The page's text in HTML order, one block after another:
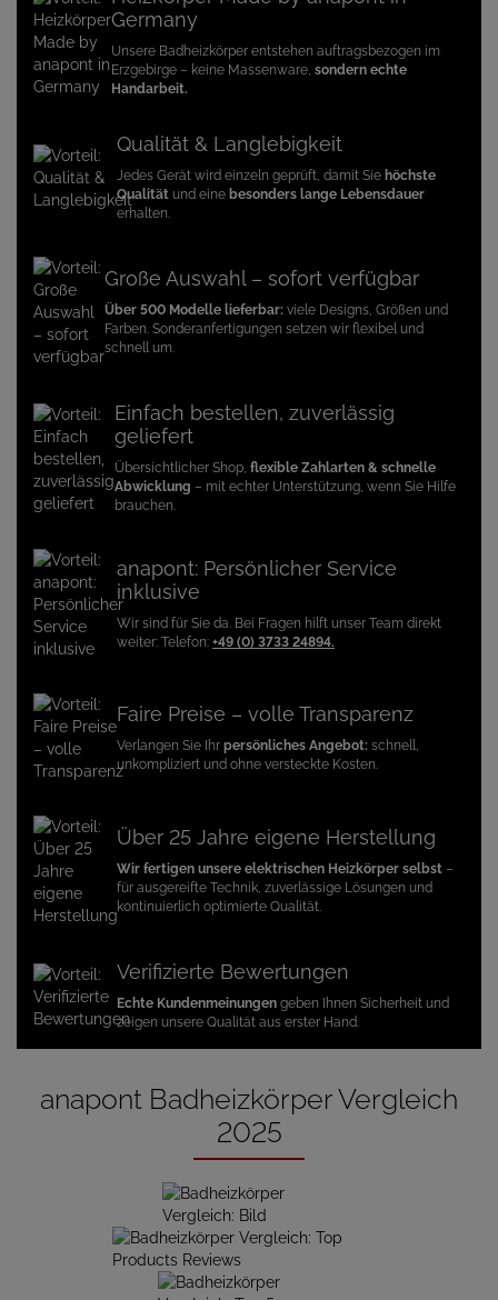
Germany
Unsere Badheizkörper entstehen auftragsbezogen im
Erzgebirge – keine Massenware, sondern echte
Handarbeit.
Qualität & Langlebigkeit
Jedes Gerät wird einzeln geprüft, damit Sie höchste
Qualität und eine besonders lange Lebensdauer
erhalten.
Große Auswahl – sofort verfügbar
Über 500 Modelle lieferbar: viele Designs, Größen und
Farben. Sonderanfertigungen setzen wir flexibel und
schnell um.
Einfach bestellen, zuverlässig
geliefert
Übersichtlicher Shop, flexible Zahlarten & schnelle
Abwicklung – mit echter Unterstützung, wenn Sie Hilfe
brauchen.
anapont: Persönlicher Service
inklusive
Wir sind für Sie da. Bei Fragen hilft unser Team direkt
weiter: Telefon: +49 (0) 3733 24894.
Faire Preise – volle Transparenz
Verlangen Sie Ihr persönliches Angebot: schnell,
unkompliziert und ohne versteckte Kosten.
Über 25 Jahre eigene Herstellung
Wir fertigen unsere elektrischen Heizkörper selbst –
für ausgereifte Technik, zuverlässige Lösungen und
kontinuierlich optimierte Qualität.
Verifizierte Bewertungen
Echte Kundenmeinungen geben Ihnen Sicherheit und
zeigen unsere Qualität aus erster Hand.
anapont Badheizkörper Vergleich
2025